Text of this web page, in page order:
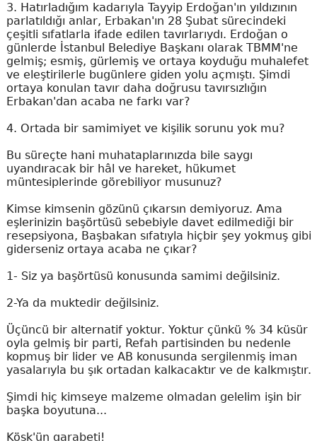
3. Hatırladığım kadarıyla Tayyip Erdoğan'ın yıldızının
parlatıldığı anlar, Erbakan'ın 28 Şubat sürecindeki
çeşitli sıfatlarla ifade edilen tavırlarıydı. Erdoğan o
günlerde İstanbul Belediye Başkanı olarak TBMM'ne
gelmiş; esmiş, gürlemiş ve ortaya koyduğu muhalefet
ve eleştirilerle bugünlere giden yolu açmıştı. Şimdi
ortaya konulan tavır daha doğrusu tavırsızlığın
Erbakan'dan acaba ne farkı var?
4. Ortada bir samimiyet ve kişilik sorunu yok mu?
Bu süreçte hani muhataplarınızda bile saygı
uyandıracak bir hâl ve hareket, hükumet
müntesiplerinde görebiliyor musunuz?
Kimse kimsenin gözünü çıkarsın demiyoruz. Ama
eşlerinizin başörtüsü sebebiyle davet edilmediği bir
resepsiyona, Başbakan sıfatıyla hiçbir şey yokmuş gibi
giderseniz ortaya acaba ne çıkar?
1- Siz ya başörtüsü konusunda samimi değilsiniz.
2-Ya da muktedir değilsiniz.
Üçüncü bir alternatif yoktur. Yoktur çünkü % 34 küsür
oyla gelmiş bir parti, Refah partisinden bu nedenle
kopmuş bir lider ve AB konusunda sergilenmiş iman
yasalarıyla bu şık ortadan kalkacaktır ve de kalkmıştır.
Şimdi hiç kimseye malzeme olmadan gelelim işin bir
başka boyutuna...
Köşk'ün garabeti!